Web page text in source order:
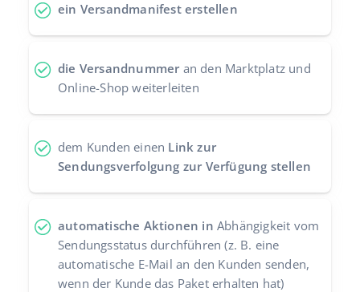
Vorteilsrechner
Italiano
português (BR)
中文
ein Versandmanifest erstellen
die Versandnummer an den Marktplatz und
Online-Shop weiterleiten
dem Kunden einen Link zur
Sendungsverfolgung zur Verfügung stellen
automatische Aktionen in Abhängigkeit vom
Sendungsstatus durchführen (z. B. eine
automatische E-Mail an den Kunden senden,
wenn der Kunde das Paket erhalten hat)